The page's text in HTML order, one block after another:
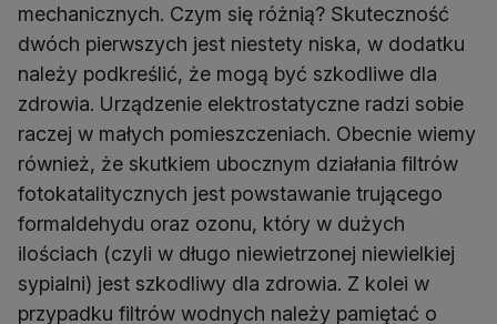
mechanicznych. Czym się różnią? Skuteczność
dwóch pierwszych jest niestety niska, w dodatku
należy podkreślić, że mogą być szkodliwe dla
zdrowia. Urządzenie elektrostatyczne radzi sobie
raczej w małych pomieszczeniach. Obecnie wiemy
również, że skutkiem ubocznym działania filtrów
fotokatalitycznych jest powstawanie trującego
formaldehydu oraz ozonu, który w dużych
ilościach (czyli w długo niewietrzonej niewielkiej
sypialni) jest szkodliwy dla zdrowia. Z kolei w
przypadku filtrów wodnych należy pamiętać o